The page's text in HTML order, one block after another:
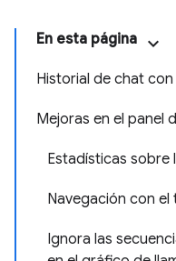
En esta página
Historial de chat
Mejoras en el panel
Estadísticas sobre
Navegación con
Ignora las